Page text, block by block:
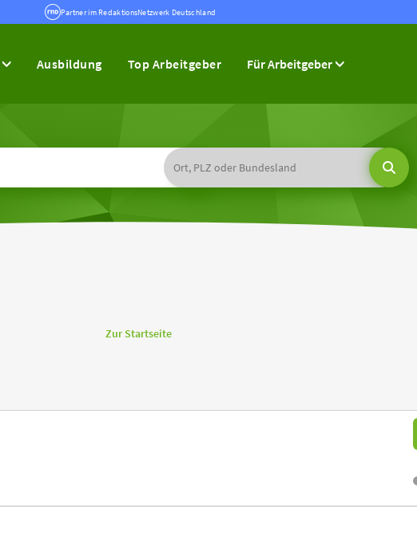
Partner im RedaktionsNetzwerk Deutschland
Ausbildung Top Arbeitgeber Für Arbeitgeber
Zur Startseite